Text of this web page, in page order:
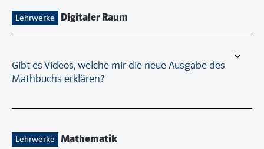
Lehrwerke Digitaler Raum
Gibt es Videos, welche mir die neue Ausgabe des
Mathbuchs erklären?
Lehrwerke Mathematik